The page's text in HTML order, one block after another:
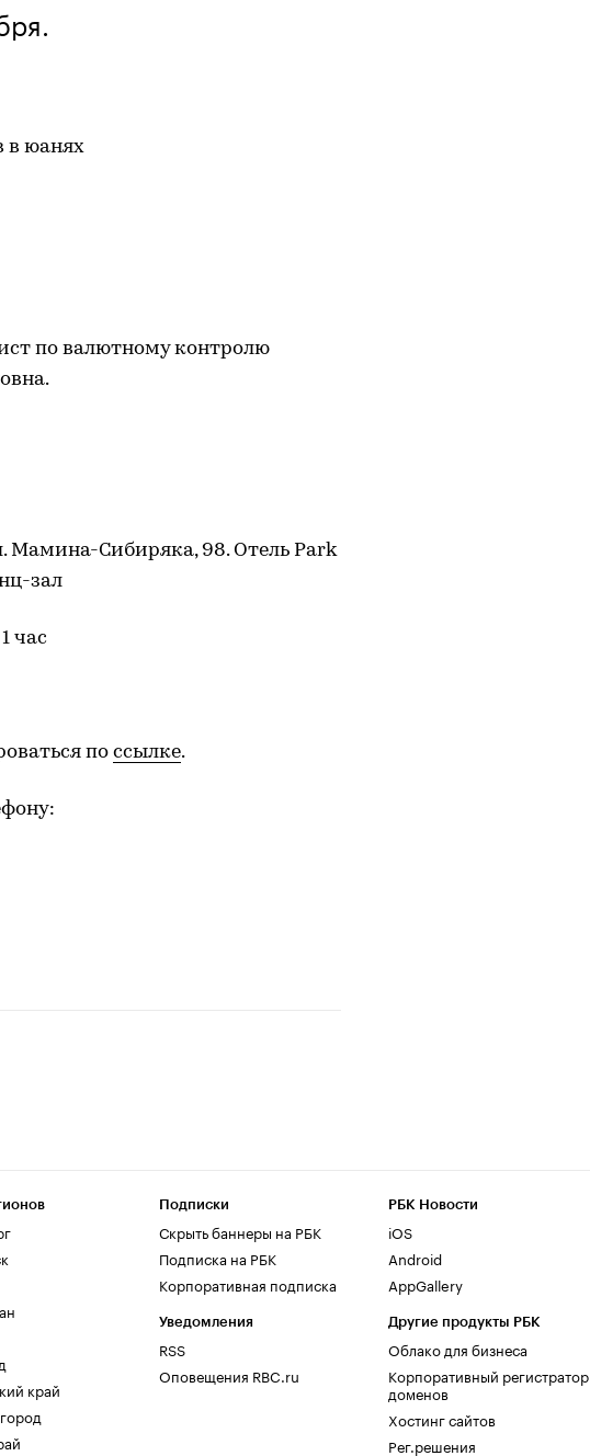
в юанях
по валютному контролю
Мамина-Сибиряка, 98. Отель Park
зал
час
по ссылке.
край
Подписки
Скрыть баннеры на РБК
Подписка на РБК
Корпоративная подписка
Уведомления
RSS
Оповещения RBC.ru
РБК Новости
iOS
Android
AppGallery
Другие продукты РБК
Облако для бизнеса
Корпоративный регистратор
доменов
Хостинг сайтов
Рег.решения